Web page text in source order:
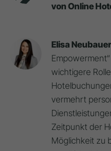
von Online
Elisa
wichtigere
vermehrt
Zeitpunkt der
Möglichkeit zu